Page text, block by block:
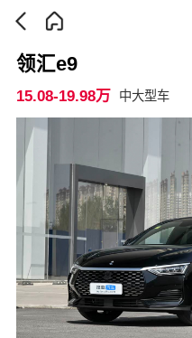
领汇e9
15.08-19.98万 中大型车